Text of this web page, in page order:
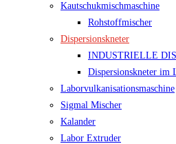
Kautschukmischmaschine
Rohstoffmischer
Dispersionskneter
INDUSTRIELLE
Dispersionskneter im
Laborvulkanisationsmaschine
Sigmal Mischer
Kalander
Labor Extruder